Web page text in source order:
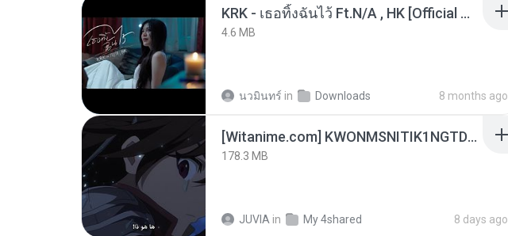
KRK - เธอทิ้งฉันไว้ Ft.N/A , HK [Official MV]
4.6 MB
นวมินทร์ in Downloads 8 months ago
[Witanime.com] KWONMSNITIK1NGTDNN EP 05 HD.mp4
178.3 MB
JUVIA in My 4shared 8 days ago